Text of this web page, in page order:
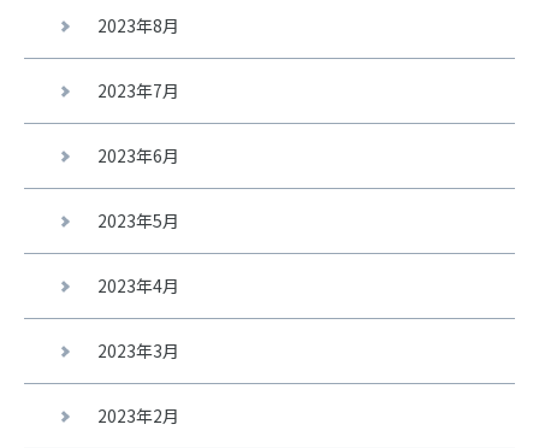
2023年8月
2023年7月
2023年6月
2023年5月
2023年4月
2023年3月
2023年2月